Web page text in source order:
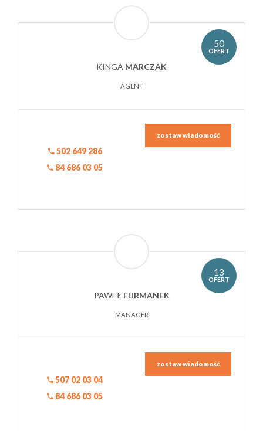
50
OFERT
KINGA MARCZAK
AGENT
502 649 286
84 686 03 05
zostaw wiadomość
13
OFERT
PAWEŁ FURMANEK
MANAGER
507 02 03 04
84 686 03 05
zostaw wiadomość